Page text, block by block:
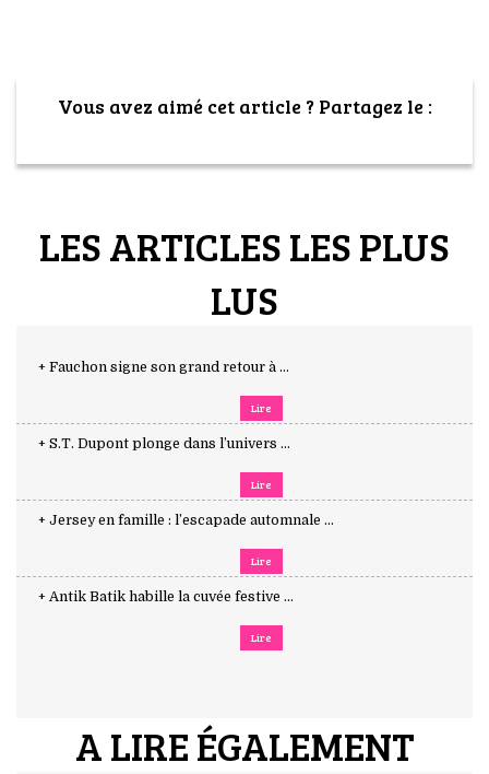
Vous avez aimé cet article ? Partagez le :
LES ARTICLES LES PLUS
LUS
+ Fauchon signe son grand retour à ...
Lire
+ S.T. Dupont plonge dans l’univers ...
Lire
+ Jersey en famille : l’escapade automnale ...
Lire
+ Antik Batik habille la cuvée festive ...
Lire
A LIRE ÉGALEMENT